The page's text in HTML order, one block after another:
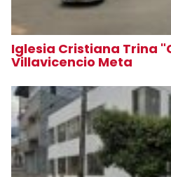
Iglesia Cristiana Trina
Villavicencio Meta